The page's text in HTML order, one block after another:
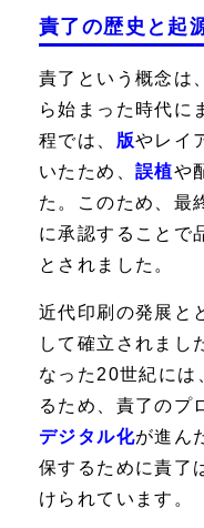
責了の歴史と起
責了という概念は
ら始まった時代に
程では、 版やレイ
いたため、 誤植や
た。このため、最
に承認することで
とされました。
近代印刷の発展と
して確立されまし
なった20世紀には
るため、責了のプ
デジタル化が進ん
保するために責了
けられています。